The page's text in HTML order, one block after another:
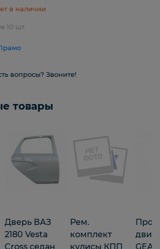
в наличии
10 шт.
вопросы? Звоните!
товары
Дверь ВАЗ
2180 Vesta
Cross седан
Рем.
комплект
кулисы КПП